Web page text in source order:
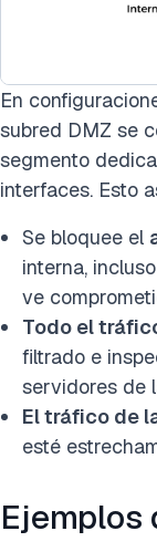
En
subred DMZ se
segmento
interfaces. Esto
Se bloquee el
interna,
ve
Todo el
filtrado e
servidores de
El tráfico de
esté
Ejemplos